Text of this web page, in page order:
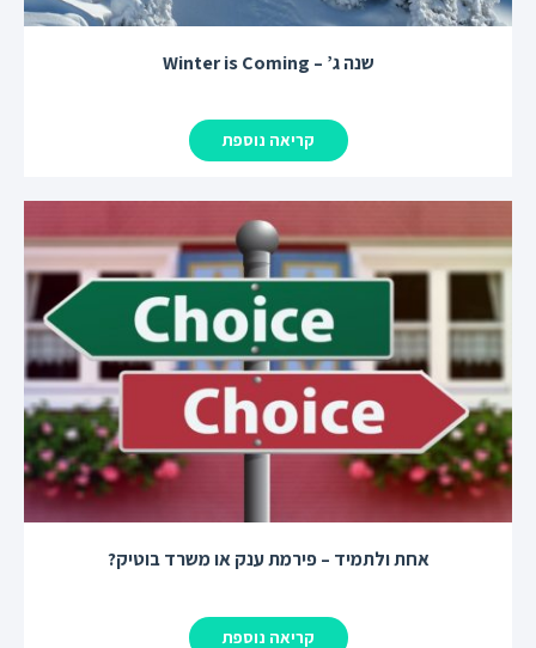
שנה ג’ – Winter is Coming
קריאה נוספת
אחת ולתמיד – פירמת ענק או משרד בוטיק?
קריאה נוספת